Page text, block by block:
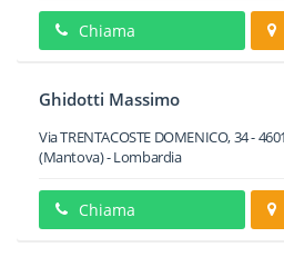
Chiama
Ghidotti Massimo
Via TRENTACOSTE DOMENICO, 34-
(Mantova) -Lombardia
Chiama